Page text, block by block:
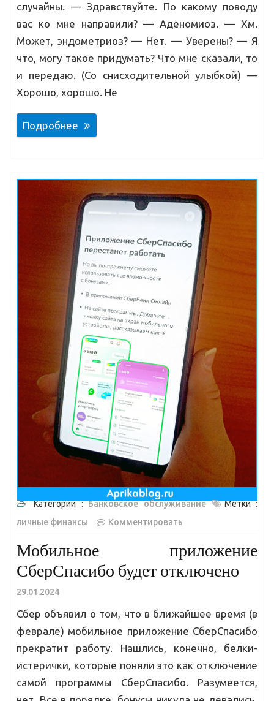
случайны. — Здравствуйте. По какому поводу
вас ко мне направили? — Аденомиоз. — Хм.
Может, эндометриоз? — Нет. — Уверены? — Я
что, могу такое придумать? Что мне сказали, то
и передаю. (Со снисходительной улыбкой) —
Хорошо, хорошо. Не
Подробнее
Категории :Банковское обслуживание
Метки :
личные финансы
Комментировать
Мобильное приложение
СберСпасибо будет отключено
29.01.2024
Сбер объявил о том, что в ближайшее время (в
феврале) мобильное приложение СберСпасибо
прекратит работу. Нашлись, конечно, белки-
истерички, которые поняли это как отключение
самой программы СберСпасибо. Разумеется,